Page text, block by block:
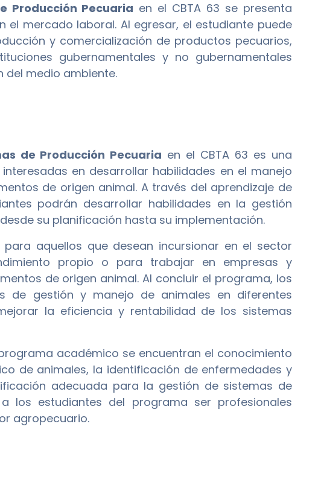
Producción Pecuaria en el CBTA 63 se presenta
mercado laboral. Al egresar, el estudiante puede
y comercialización de productos pecuarios,
gubernamentales y no gubernamentales
del medio ambiente.
de Producción Pecuaria en el CBTA 63 es una
en desarrollar habilidades en el manejo
de origen animal. A través del aprendizaje de
podrán desarrollar habilidades en la gestión
su planificación hasta su implementación.
aquellos que desean incursionar en el sector
propio o para trabajar en empresas y
de origen animal. Al concluir el programa, los
de gestión y manejo de animales en diferentes
la eficiencia y rentabilidad de los sistemas
académico se encuentran el conocimiento
de animales, la identificación de enfermedades y
adecuada para la gestión de sistemas de
los estudiantes del programa ser profesionales
agropecuario.